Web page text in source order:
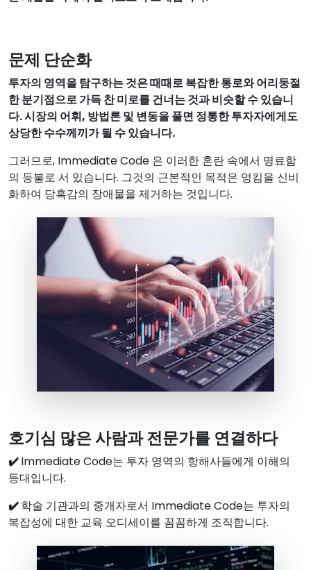
문제 단순화
투자의 영역을 탐구하는 것은 때때로 복잡한 통로와 어리둥절
한 분기점으로 가득 찬 미로를 건너는 것과 비슷할 수 있습니
다. 시장의 어휘, 방법론 및 변동을 풀면 정통한 투자자에게도
상당한 수수께끼가 될 수 있습니다.
그러므로, Immediate Code 은 이러한 혼란 속에서 명료함
의 등불로 서 있습니다. 그것의 근본적인 목적은 엉킴을 신비
화하여 당혹감의 장애물을 제거하는 것입니다.
호기심 많은 사람과 전문가를 연결하다
✔️Immediate Code는 투자 영역의 항해사들에게 이해의
등대입니다.
✔️학술 기관과의 중개자로서 Immediate Code는 투자의
복잡성에 대한 교육 오디세이를 꼼꼼하게 조직합니다.